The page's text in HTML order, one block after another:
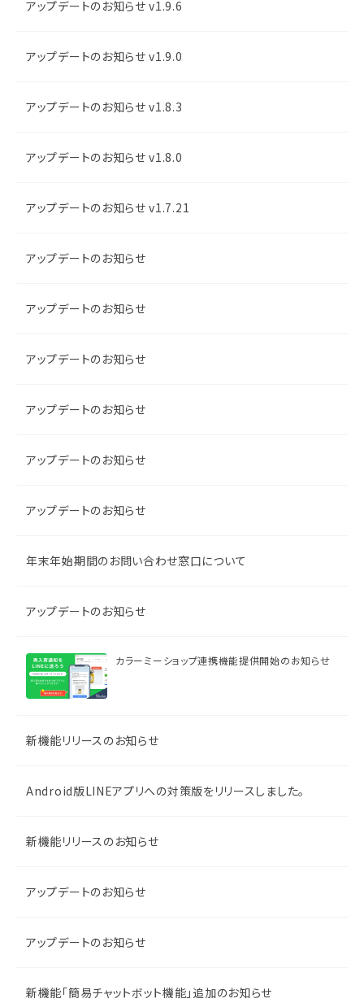
アップデートのお知らせ v1.9.6
アップデートのお知らせ v1.9.0
アップデートのお知らせ v1.8.3
アップデートのお知らせ v1.8.0
アップデートのお知らせ v1.7.21
アップデートのお知らせ
アップデートのお知らせ
アップデートのお知らせ
アップデートのお知らせ
アップデートのお知らせ
アップデートのお知らせ
年末年始期間のお問い合わせ窓口について
アップデートのお知らせ
カラーミーショップ連携機能提供開始のお知らせ
新機能リリースのお知らせ
Android版LINEアプリへの対策版をリリースしました。
新機能リリースのお知らせ
アップデートのお知らせ
アップデートのお知らせ
新機能「簡易チャットボット機能」追加のお知らせ